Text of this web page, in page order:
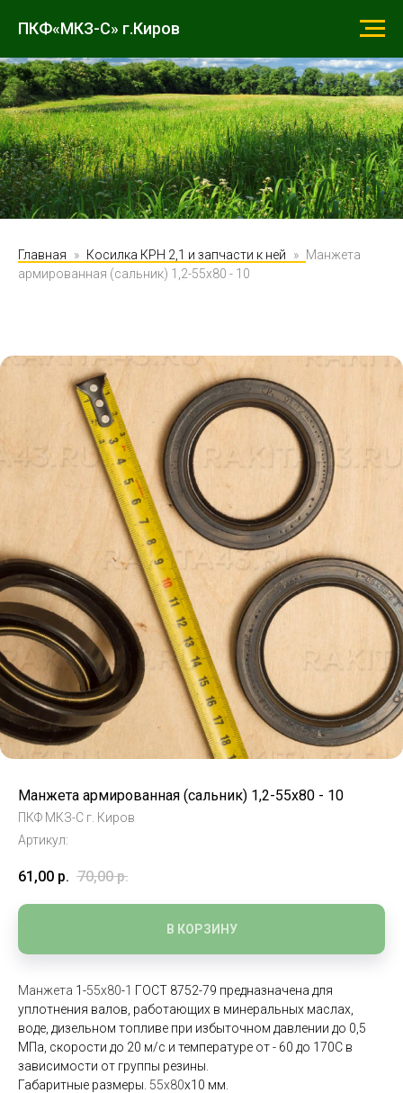
ПКФ«МКЗ-С» г.Киров
Главная Косилка КРН 2,1 и запчасти к ней
Манжета
армированная (сальник) 1,2-55х80 - 10
Манжета армированная (сальник) 1,2-55х80 - 10
ПКФ МКЗ-С г. Киров
Артикул:
61,00 р. 70,00 р.
В КОРЗИНУ
Манжета 1-55х80-1 ГОСТ 8752-79 предназначена для
уплотнения валов, работающих в минеральных маслах,
воде, дизельном топливе при избыточном давлении до 0,5
МПа, скорости до 20 м/с и температуре от - 60 до 170С в
зависимости от группы резины.
Габаритные размеры. 55х80х10 мм.